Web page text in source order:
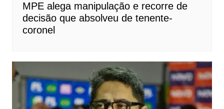
MPE alega manipulação e recorre de
decisão que absolveu de tenente-
coronel